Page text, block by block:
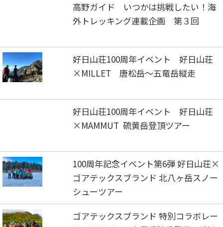
高野ガイド いつかは挑戦したい！海
外トレッキング連載企画 第３回
好日山荘100周年イベント 好日山荘
×MILLET 唐松岳～五竜岳縦走
好日山荘100周年イベント 好日山荘
×MAMMUT 硫黄岳登頂ツアー
100周年記念イベント第6弾 好日山荘×
ゴアテックスブランド 北八ヶ岳スノー
シューツアー
ゴアテックスブランド 特別コラボレー